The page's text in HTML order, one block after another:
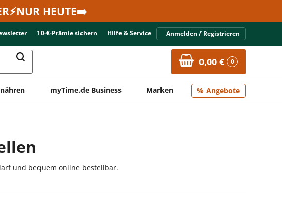
HEUTE➡️
10-€-Prämie sichern Hilfe & Service Anmelden / Registrieren
0,00 € 0
myTime.de Business Marken Angebote
und bequem online bestellbar.